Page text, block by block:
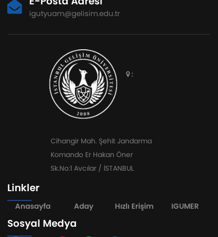
igutyuam@gelisim.edu.tr
:
Cihangir Mah. Şehit Jandarma
Komando Er Hakan Öner
Sk.No:1 Avcılar / İSTANBUL
Linkler
Anasayfa Aday Hızlı Erişim IGUMER
Sosyal Medya